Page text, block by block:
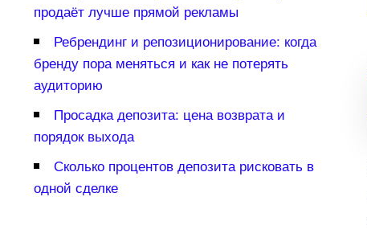
продаёт лучше прямой рекламы
Ребрендинг и репозиционирование: когда
ренду пора меняться и как не потерять
аудиторию
Просадка депозита: цена возврата и
порядок выхода
Сколько процентов депозита рисковать
одной сделке